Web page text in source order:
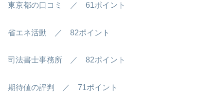
東京都の口コミ ／ 61ポイント
省エネ活動 ／ 82ポイント
司法書士事務所 ／ 82ポイント
期待値の評判 ／ 71ポイント